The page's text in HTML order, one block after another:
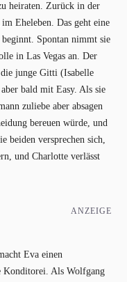
heiraten. Zurück in der
Eheleben. Das geht eine
Spontan nimmt sie
in Las Vegas an. Der
junge Gitti (Isabelle
bald mit Easy. Als sie
zuliebe aber absagen
bereuen würde, und
beiden versprechen sich,
und Charlotte verlässt
ANZEIGE
Eva einen
Konditorei. Als Wolfgang